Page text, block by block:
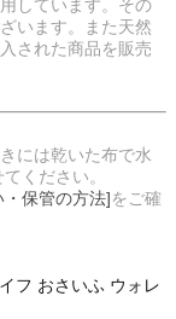
しています。その
います。また天然
された商品を販売
には乾いた布で水
ください。
保管の方法]をご確
フ おさいふ ウォレ